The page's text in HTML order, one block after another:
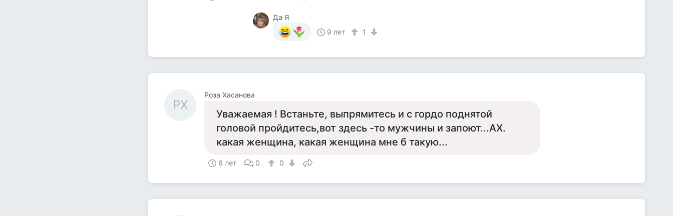
Да Я
9 лет
1
РХ
Роза Хасанова
Уважаемая ! Встаньте, выпрямитесь и с гордо поднятой
головой пройдитесь,вот здесь -то мужчины и запоют...АХ.
какая женщина, какая женщина мне б такую...
6 лет 0 0